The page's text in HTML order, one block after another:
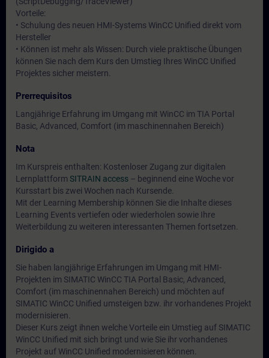
Vorteile:
• Schulung des neuen HMI-Systems WinCC Unified direkt vom
Hersteller
• Können ist mehr als Wissen: Durch viele praktische Übungen
können Sie nach dem Kurs den Umstieg Ihres WinCC Unified
Projektes sicher meistern.
Prerrequisitos
Langjährige Erfahrung im Umgang mit WinCC im TIA Portal
Basic, Advanced, Comfort (im maschinennahen Bereich)
Nota
Im Kurspreis enthalten: Kostenloser Zugang zur digitalen
Lernplattform SITRAIN access – beginnend eine Woche vor
Kursstart bis zwei Wochen nach Kursende.
Mit der Learning Membership können Sie die Inhalte dieses
Learning Events vertiefen oder wiederholen sowie Ihre
Weiterbildung zu weiteren interessanten Themen fortsetzen.
Dirigido a
Sie haben langjährige Erfahrungen im Umgang mit HMI-
Projekten im SIMATIC WinCC TIA Portal Basic, Advanced,
Comfort (im maschinennahen Bereich) und möchten auf
SIMATIC WinCC Unified umsteigen bzw. ihr vorhandenes Projekt
modernisieren.
Dieser Kurs zeigt ihnen welche Vorteile ein Umstieg auf SIMATIC
WinCC Unified mit sich bringt und wie Sie ihr vorhandenes
Projekt auf WinCC Unified modernisieren können.